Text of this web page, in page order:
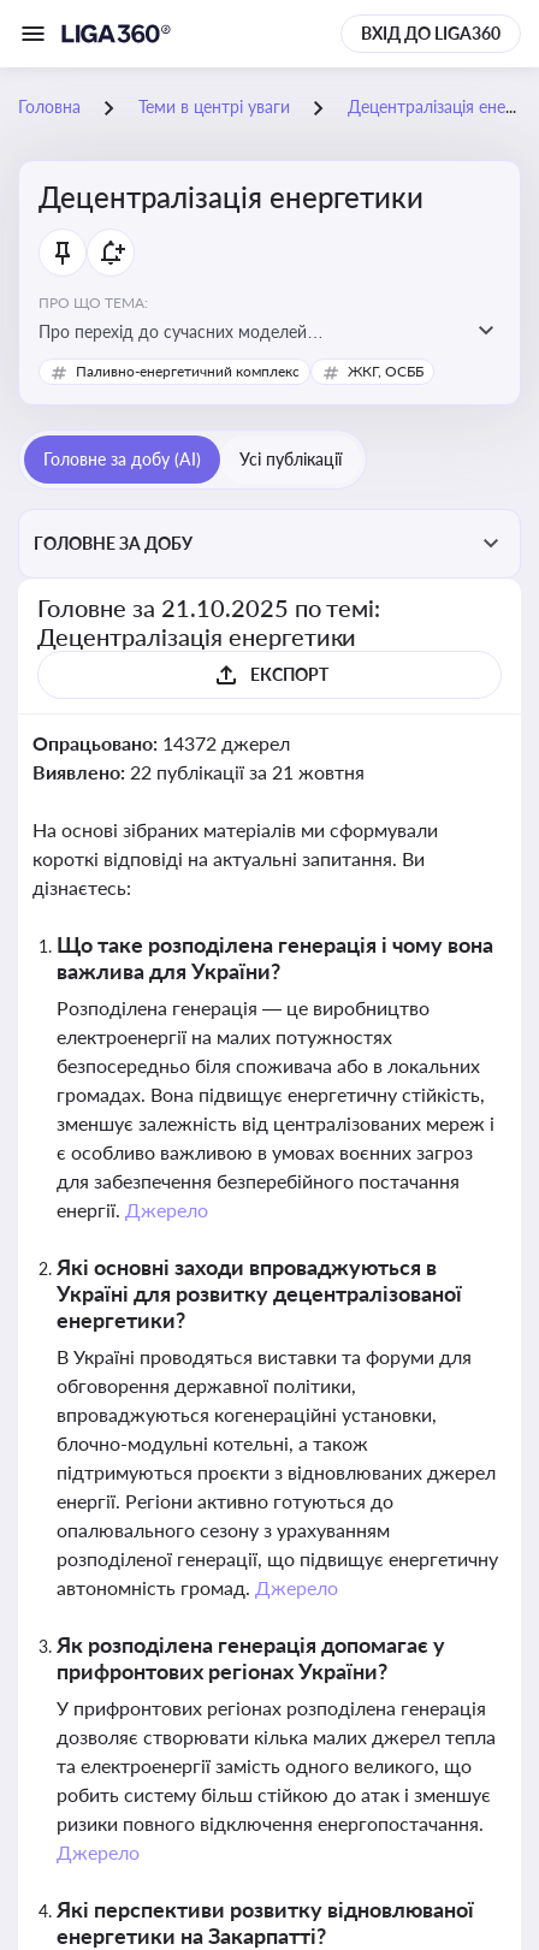
ВХІД ДО LIGA360
Головна Теми в центрі уваги Децентралізація енергетики
Децентралізація енергетики
ПРО ЩО ТЕМА:
Про перехід до сучасних моделей
енергозабезпечення, де виробництво електроенергії
здійснюється ближче до споживача. Це важливо для
втрат при транспортуванні енергії та стимулювання
розвитку відновлюваних джерел
Паливно-енергетичний комплекс ЖКГ, ОСББ
Головне за добу (AI) Усі публікації
ГОЛОВНЕ ЗА ДОБУ
Головне за 21.10.2025 по темі:
Децентралізація енергетики
ЕКСПОРТ
Опрацьовано: 14372 джерел
Виявлено: 22 публікації за 21 жовтня
На основі зібраних матеріалів ми сформували
короткі відповіді на актуальні запитання. Ви
дізнаєтесь:
Що таке розподілена генерація і чому вона
важлива для України?
Розподілена генерація — це виробництво
електроенергії на малих потужностях
безпосередньо біля споживача або в локальних
громадах. Вона підвищує енергетичну стійкість,
зменшує залежність від централізованих мереж і
є особливо важливою в умовах воєнних загроз
для забезпечення безперебійного постачання
енергії. Джерело
Які основні заходи впроваджуються в
Україні для розвитку децентралізованої
енергетики?
В Україні проводяться виставки та форуми для
обговорення державної політики,
впроваджуються когенераційні установки,
блочно-модульні котельні, а також
підтримуються проєкти з відновлюваних джерел
енергії. Регіони активно готуються до
опалювального сезону з урахуванням
розподіленої генерації, що підвищує енергетичну
автономність громад. Джерело
Як розподілена генерація допомагає у
прифронтових регіонах України?
У прифронтових регіонах розподілена генерація
дозволяє створювати кілька малих джерел тепла
та електроенергії замість одного великого, що
робить систему більш стійкою до атак і зменшує
ризики повного відключення енергопостачання.
Джерело
Які перспективи розвитку відновлюваної
енергетики на Закарпатті?